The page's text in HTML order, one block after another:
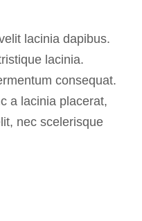
lacinia dapibus.
lacinia.
consequat.
a lacinia placerat,
nec scelerisque